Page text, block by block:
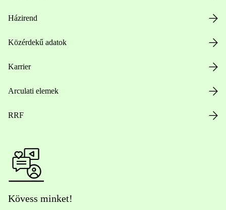
Házirend
Közérdekű adatok
Karrier
Arculati elemek
RRF
Kövess minket!